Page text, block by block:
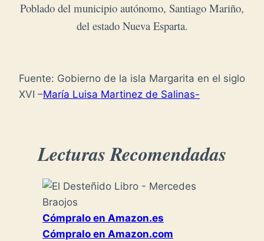
Poblado del municipio autónomo, Santiago Mariño,
del estado Nueva Esparta.
Fuente: Gobierno de la isla Margarita en el siglo
XVI –María Luisa Martinez de Salinas-
Lecturas Recomendadas
Cómpralo en Amazon.es
Cómpralo en Amazon.com